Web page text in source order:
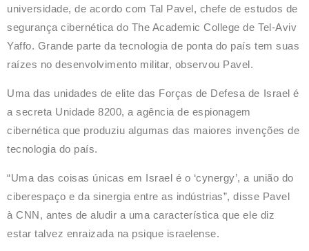
universidade, de acordo com Tal Pavel, chefe de estudos de
segurança cibernética do The Academic College de Tel-Aviv
Yaffo. Grande parte da tecnologia de ponta do país tem suas
raízes no desenvolvimento militar, observou Pavel.
Uma das unidades de elite das Forças de Defesa de Israel é
a secreta Unidade 8200, a agência de espionagem
cibernética que produziu algumas das maiores invenções de
tecnologia do país.
“Uma das coisas únicas em Israel é o ‘cynergy’, a união do
ciberespaço e da sinergia entre as indústrias”, disse Pavel
àCNN, antes de aludir a uma característica que ele diz
estar talvez enraizada na psique israelense.